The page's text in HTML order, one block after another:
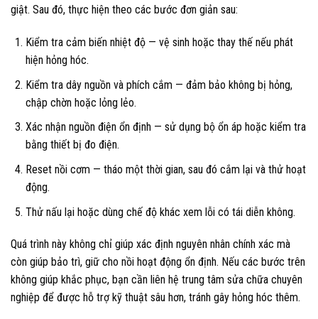
giật. Sau đó, thực hiện theo các bước đơn giản sau:
Kiểm tra cảm biến nhiệt độ — vệ sinh hoặc thay thế nếu phát
hiện hỏng hóc.
Kiểm tra dây nguồn và phích cắm — đảm bảo không bị hỏng,
chập chờn hoặc lỏng lẻo.
Xác nhận nguồn điện ổn định — sử dụng bộ ổn áp hoặc kiểm tra
bằng thiết bị đo điện.
Reset nồi cơm — tháo một thời gian, sau đó cắm lại và thử hoạt
động.
Thử nấu lại hoặc dùng chế độ khác xem lỗi có tái diễn không.
Quá trình này không chỉ giúp xác định nguyên nhân chính xác mà
còn giúp bảo trì, giữ cho nồi hoạt động ổn định. Nếu các bước trên
không giúp khắc phục, bạn cần liên hệ trung tâm sửa chữa chuyên
nghiệp để được hỗ trợ kỹ thuật sâu hơn, tránh gây hỏng hóc thêm.